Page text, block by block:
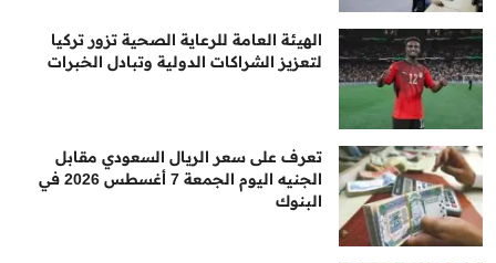
الهيئة العامة للرعاية الصحية تزور تركيا
لتعزيز الشراكات الدولية وتبادل الخبرات
تعرف على سعر الريال السعودي مقابل
الجنيه اليوم الجمعة 7 أغسطس 2026 في
البنوك